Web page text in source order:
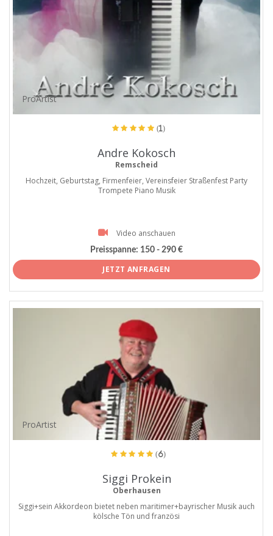
ProArtist
(1)
Andre Kokosch
Remscheid
Hochzeit, Geburtstag, Firmenfeier, Vereinsfeier Straßenfest Party
Trompete Piano Musik
Video anschauen
Preisspanne: 150 - 290 €
JETZT ANFRAGEN
ProArtist
(6)
Siggi Prokein
Oberhausen
Siggi+sein Akkordeon bietet neben maritimer+bayrischer Musik auch
kölsche Tön und französi